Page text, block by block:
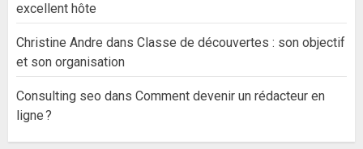
excellent hôte
Christine Andre dans Classe de découvertes : son objectif
et son organisation
Consulting seo dans Comment devenir un rédacteur en
ligne ?